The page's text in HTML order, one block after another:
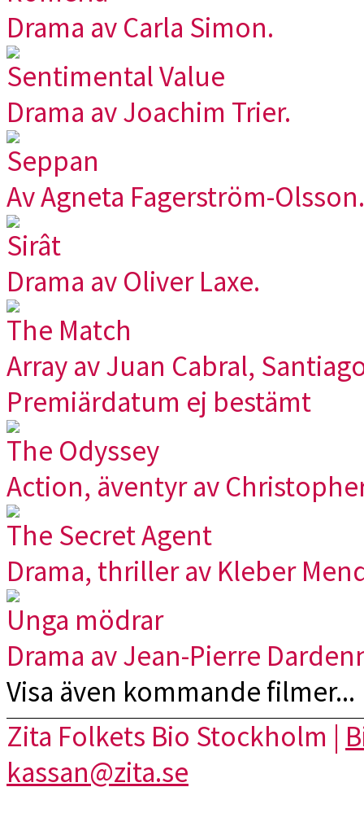
Drama av Carla Simon.
Sentimental Value
Drama av Joachim Trier.
Seppan
Av Agneta Fagerström-Olsson.
Sirât
Drama av Oliver Laxe.
The Match
Array av Juan Cabral,
Premiärdatum ej bestämt
The Odyssey
Action, äventyr av
The Secret Agent
Drama, thriller av Kleber
Unga mödrar
Drama av Jean-Pierre
Visa även kommande filmer...
Zita Folkets Bio Stockholm |
kassan@zita.se